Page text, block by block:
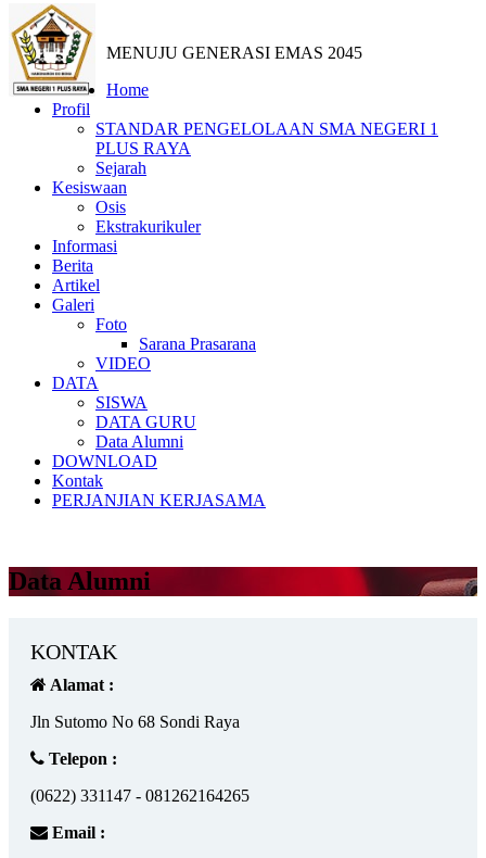
MENUJU GENERASI EMAS 2045
Home
Profil
STANDAR PENGELOLAAN SMA NEGERI 1
PLUS RAYA
Sejarah
Kesiswaan
Osis
Ekstrakurikuler
Informasi
Berita
Artikel
Galeri
Foto
Sarana Prasarana
VIDEO
DATA
SISWA
DATA GURU
Data Alumni
DOWNLOAD
Kontak
PERJANJIAN KERJASAMA
Data Alumni
KONTAK
Alamat :
Jln Sutomo No 68 Sondi Raya
Telepon :
(0622) 331147 - 081262164265
Email :